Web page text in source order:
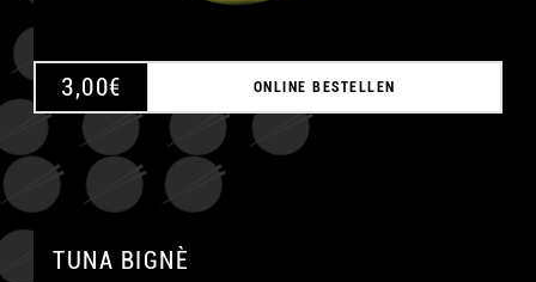
3,00€ ONLINE BESTELLEN
TUNA BIGNÈ